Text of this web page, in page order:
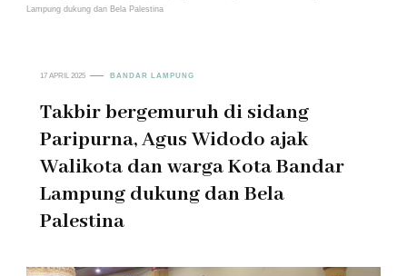
Lampung dukung dan Bela Palestina
17 APRIL 2025 BANDAR LAMPUNG
Takbir bergemuruh di sidang
Paripurna, Agus Widodo ajak
Walikota dan warga Kota Bandar
Lampung dukung dan Bela
Palestina